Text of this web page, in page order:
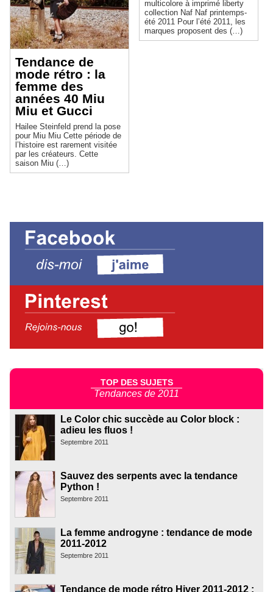
Tendance de
mode rétro : la
femme des
années 40 Miu
Miu et Gucci
Hailee Steinfeld prend la pose
pour Miu Miu Cette période de
l’histoire est rarement visitée
par les créateurs. Cette
saison Miu (…)
multicolore à imprimé liberty
collection Naf Naf printemps-
été 2011 Pour l’été 2011, les
marques proposent des (…)
TOP DES SUJETS
Tendances de 2011
Le Color chic succède au Color block :
adieu les fluos !
Septembre 2011
Sauvez des serpents avec la tendance
Python !
Septembre 2011
La femme androgyne : tendance de mode
2011-2012
Septembre 2011
Tendance de mode rétro Hiver 2011-2012 :